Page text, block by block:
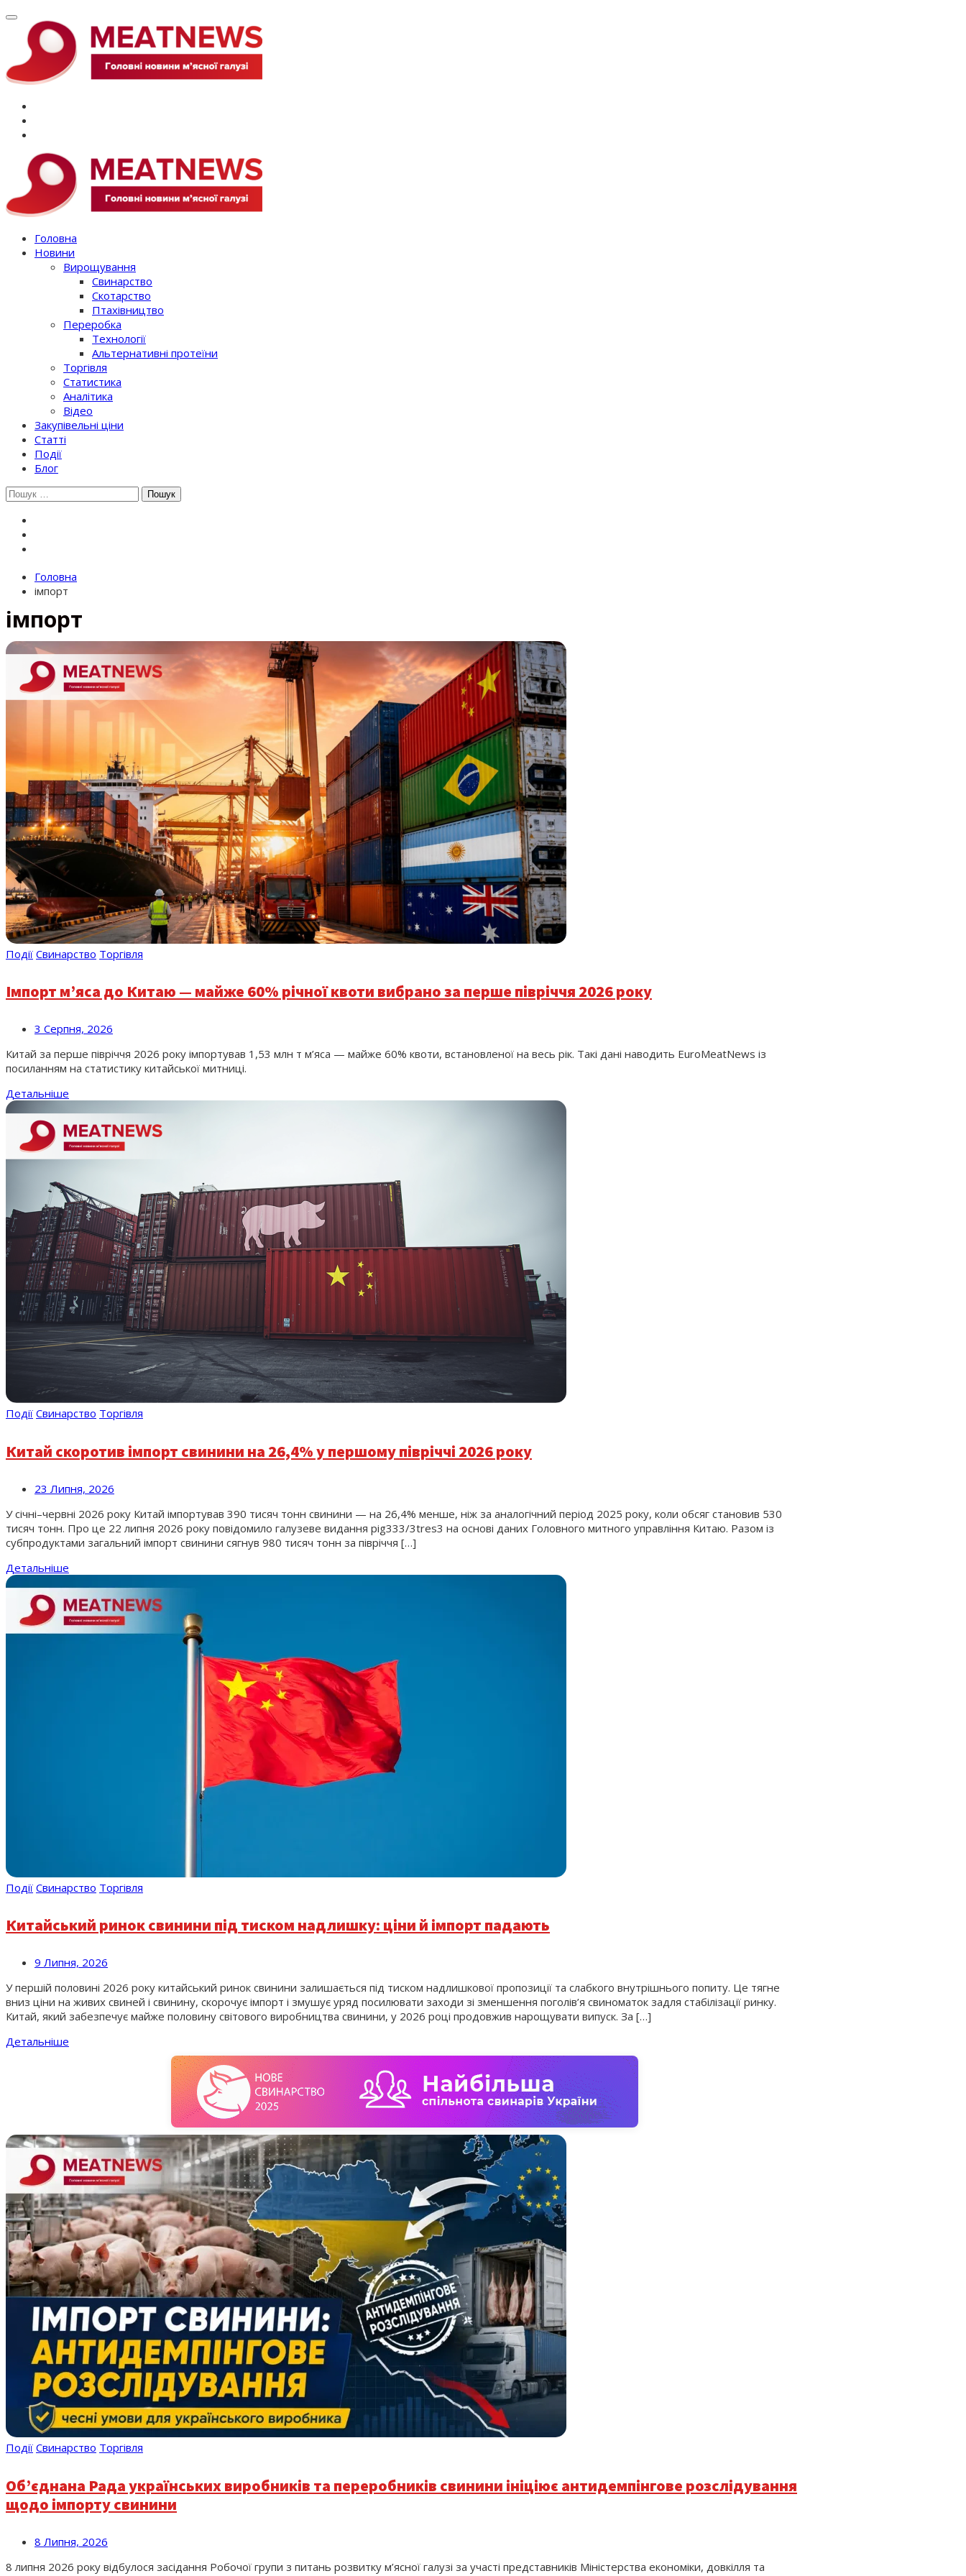
Перейти
вмісту
Головна
Новини
Вирощування
Свинарство
Скотарство
Птахівництво
Переробка
Технології
Альтернативні протеїни
Торгівля
Статистика
Аналітика
Відео
Закупівельні ціни
Статті
Події
Блог
Шукати:
Головна
імпорт
імпорт
Події Свинарство Торгівля
Імпорт м’яса до Китаю — майже 60% річної квоти вибрано за перше півріччя 2026 року
3 Серпня, 2026
Китай за перше півріччя 2026 року імпортував 1,53 млн т м’яса — майже 60% квоти, встановленої на весь рік. Такі дані наводить EuroMeatNews із
посиланням на статистику китайської митниці.
Детальніше
Події Свинарство Торгівля
Китай скоротив імпорт свинини на 26,4% у першому півріччі 2026 року
23 Липня, 2026
У січні–червні 2026 року Китай імпортував 390 тисяч тонн свинини — на 26,4% менше, ніж за аналогічний період 2025 року, коли обсяг становив 530
тисяч тонн. Про це 22 липня 2026 року повідомило галузеве видання pig333/3tres3 на основі даних Головного митного управління Китаю. Разом із
субпродуктами загальний імпорт свинини сягнув 980 тисяч тонн за півріччя […]
Детальніше
Події Свинарство Торгівля
Китайський ринок свинини під тиском надлишку: ціни й імпорт падають
9 Липня, 2026
У першій половині 2026 року китайський ринок свинини залишається під тиском надлишкової пропозиції та слабкого внутрішнього попиту. Це тягне
вниз ціни на живих свиней і свинину, скорочує імпорт і змушує уряд посилювати заходи зі зменшення поголів’я свиноматок задля стабілізації ринку.
Китай, який забезпечує майже половину світового виробництва свинини, у 2026 році продовжив нарощувати випуск. За […]
Детальніше
Події Свинарство Торгівля
Об’єднана Рада українських виробників та переробників свинини ініціює антидемпінгове розслідування
щодо імпорту свинини
8 Липня, 2026
8 липня 2026 року відбулося засідання Робочої групи з питань розвитку м’ясної галузі за участі представників Міністерства економіки, довкілля та